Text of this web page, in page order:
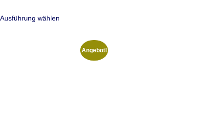
Ausführung wählen
Angebot!